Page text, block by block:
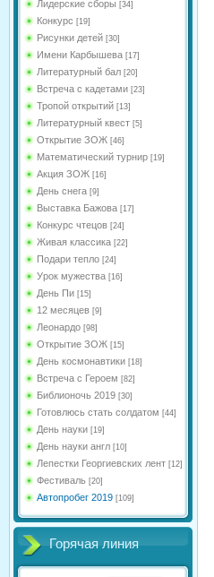
Лидерские сборы [34]
Конкурс [19]
Рисунки детей [30]
Имени Карбышева [17]
Литературный бал [20]
Встреча с кадетами [23]
Тропой открытий [13]
Литературный квест [5]
Открытие ЗОЖ [46]
Математический турнир [19]
Акция ЗОЖ [16]
День снега [9]
Выставка Бажова [17]
Конкурс чтецов [24]
Живая классика [22]
Подари тепло [24]
Урок мужества [16]
День Пи [15]
12 месяцев [9]
Леонардо [98]
Открытие ЗОЖ [15]
День космонавтики [18]
Встреча с Героем [82]
Библионочь 2019 [30]
Готовлюсь стать солдатом [44]
День науки [19]
День науки англ [10]
Лепестки Георгиевских лент [12]
Фестиваль [20]
Автопробег 2019 [109]
Горячая линия